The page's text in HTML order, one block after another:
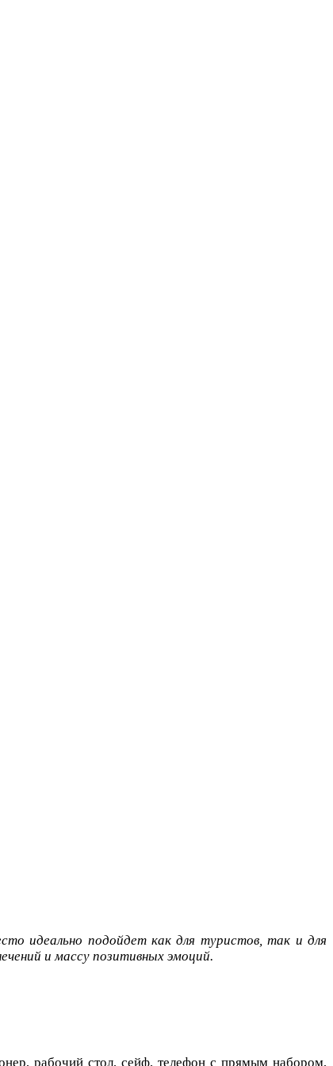
идеально подойдет как для туристов, так и для
и массу позитивных эмоций.
рабочий стол, сейф, телефон с прямым набором,